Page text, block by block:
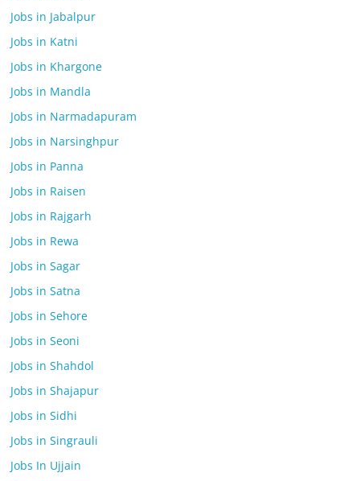
Jobs in Jabalpur
Jobs in Katni
Jobs in Khargone
Jobs in Mandla
Jobs in Narmadapuram
Jobs in Narsinghpur
Jobs in Panna
Jobs in Raisen
Jobs in Rajgarh
Jobs in Rewa
Jobs in Sagar
Jobs in Satna
Jobs in Sehore
Jobs in Seoni
Jobs in Shahdol
Jobs in Shajapur
Jobs in Sidhi
Jobs in Singrauli
Jobs In Ujjain